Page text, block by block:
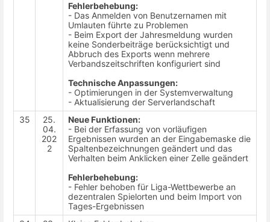
Fehlerbehebung:
- Das Anmelden von Benutzernamen mit
Umlauten führte zu Problemen
- Beim Export der Jahresmeldung wurden
keine Sonderbeiträge berücksichtigt und
Abbruch des Exports wenn mehrere
Verbandszeitschriften konfiguriert sind
Technische Anpassungen:
- Optimierungen in der Systemverwaltung
- Aktualisierung der Serverlandschaft
35
25.
04.
202
2
Neue Funktionen:
- Bei der Erfassung von vorläufigen
Ergebnissen wurden an der Eingabemaske die
Spaltenbezeichnungen geändert und das
Verhalten beim Anklicken einer Zelle geändert
Fehlerbehebung:
- Fehler behoben für Liga-Wettbewerbe an
dezentralen Spielorten und beim Import von
Tages-Ergebnissen